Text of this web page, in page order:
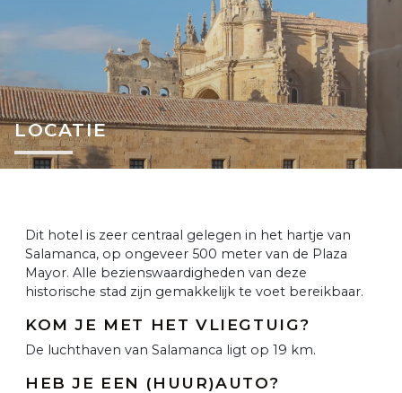
LOCATIE
Dit hotel is zeer centraal gelegen in het hartje van
Salamanca, op ongeveer 500 meter van de Plaza
Mayor. Alle bezienswaardigheden van deze
historische stad zijn gemakkelijk te voet bereikbaar.
KOM JE MET HET VLIEGTUIG?
De luchthaven van Salamanca ligt op 19 km.
HEB JE EEN (HUUR)AUTO?